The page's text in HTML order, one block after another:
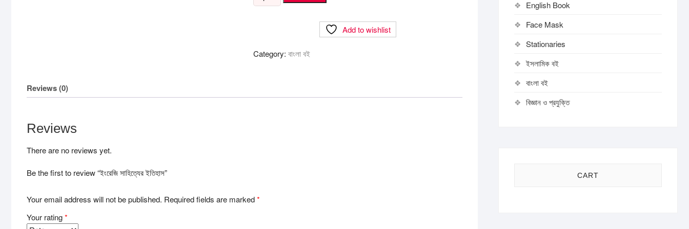
সাহিত্যের
Add to wishlist
Category: বাংলা বই
Reviews (0)
Reviews
There are no reviews yet.
Be the first to review “ইংরেজি সাহিত্যের ইতিহাস”
Your email address will not be published. Required fields are marked*
Your rating*
English Book
Face Mask
Stationaries
ইসলামিক বই
বাংলা বই
বিজ্ঞান ও প্রযুক্তি
CART